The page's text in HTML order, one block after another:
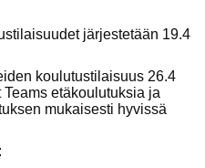
järjestetään 19.4
koulutustilaisuus 26.4
etäkoulutuksia ja
mukaisesti hyvissä